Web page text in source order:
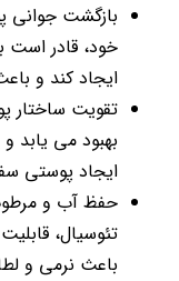
بازگشت جوانی
خود، قادر است
ایجاد کند و
تقویت ساختار
بهبود می
ایجاد پوستی
حفظ آب و
تئوسیال،
باعث نرمی و